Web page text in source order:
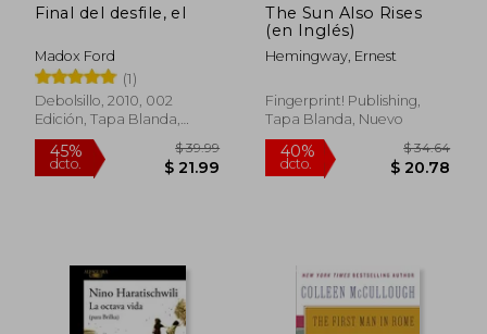
Final del desfile, el
Madox Ford
(1)
Debolsillo, 2010, 002
Edición, Tapa Blanda,
Nuevo
The Sun Also Rises
(en Inglés)
Hemingway, Ernest
Fingerprint! Publishing,
Tapa Blanda, Nuevo